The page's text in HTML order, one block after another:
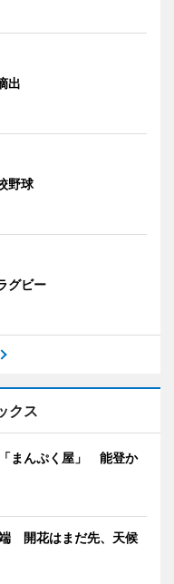
出
野球
グビー
クス
まんぷく屋」 能登か
開花はまだ先、天候